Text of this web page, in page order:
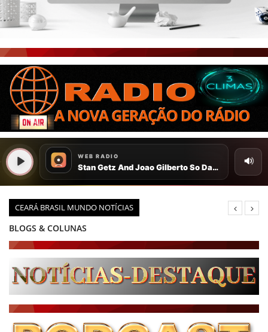
CEARÁ BRASIL MUNDO NOTÍCIAS
BLOGS & COLUNAS
PODCAST - PONTO DE VISTA
BRASIL DE FATO - ÚLTIMAS NOTÍCIAS
BOAS NOTÍCIAS...VIRAM MANCHETE!
CEARÁ BRASIL NOTÍCIAS
CEARÁ BRASIL MUNDO 1
BRASIL DE FATO
NOTÍCIAS GERAIS
CONECTE-SE
REGISTO